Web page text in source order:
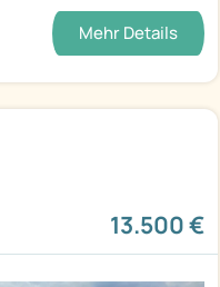
Mehr Details
13.500 €